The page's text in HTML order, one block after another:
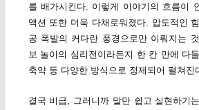
를 배가시킨다. 이렇게 이야기의 흐름이
액션 또한 더욱 다채로워졌다. 압도적인
공 폭발의 커다란 풍경으로만 이뤄지는
보 놀이의 심리전이라든지 한 칸 만에 다
축약 등 다양한 방식으로 정제되어 펼쳐진
결국 비급, 그러니까 말만 쉽고 실현하기